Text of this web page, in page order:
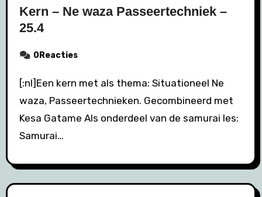
Kern – Ne waza Passeertechniek –
25.4
0Reacties
[:nl]Een kern met als thema: Situationeel Ne
waza, Passeertechnieken. Gecombineerd met
Kesa Gatame Als onderdeel van de samurai les:
Samurai…